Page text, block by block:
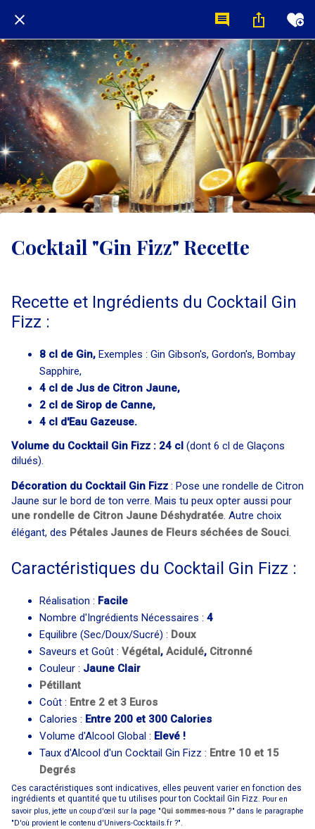
Cocktail "Gin Fizz" Recette
Recette et Ingrédients du Cocktail Gin
Fizz :
8 cl de Gin, Exemples : Gin Gibson's, Gordon's, Bombay
Sapphire,
4 cl de Jus de Citron Jaune,
2 cl de Sirop de Canne,
4 cl d'Eau Gazeuse.
Volume du Cocktail Gin Fizz : 24 cl (dont 6 cl de Glaçons
dilués).
Décoration du Cocktail Gin Fizz : Pose une rondelle de Citron
Jaune sur le bord de ton verre. Mais tu peux opter aussi pour
une rondelle de Citron Jaune Déshydratée. Autre choix
élégant, des Pétales Jaunes de Fleurs séchées de Souci.
Caractéristiques du Cocktail Gin Fizz :
Réalisation : Facile
Nombre d'Ingrédients Nécessaires : 4
Equilibre (Sec/Doux/Sucré) : Doux
Saveurs et Goût : Végétal, Acidulé, Citronné
Couleur : Jaune Clair
Pétillant
Coût : Entre 2 et 3 Euros
Calories : Entre 200 et 300 Calories
Volume d'Alcool Global : Elevé !
Taux d'Alcool d'un Cocktail Gin Fizz : Entre 10 et 15
Degrés
Ces caractéristiques sont indicatives, elles peuvent varier en fonction des
ingrédients et quantité que tu utilises pour ton Cocktail Gin Fizz. Pour en
savoir plus, jette un coup d'œil sur la page "Qui sommes-nous ?" dans le paragraphe
"D'où provient le contenu d'Univers-Cocktails.fr ?".